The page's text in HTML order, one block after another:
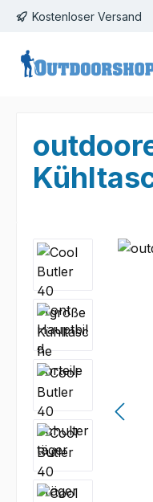
Hauptinhalt springen
Zur Suche springen
ZurKostenloser Versand
Bildergalerie